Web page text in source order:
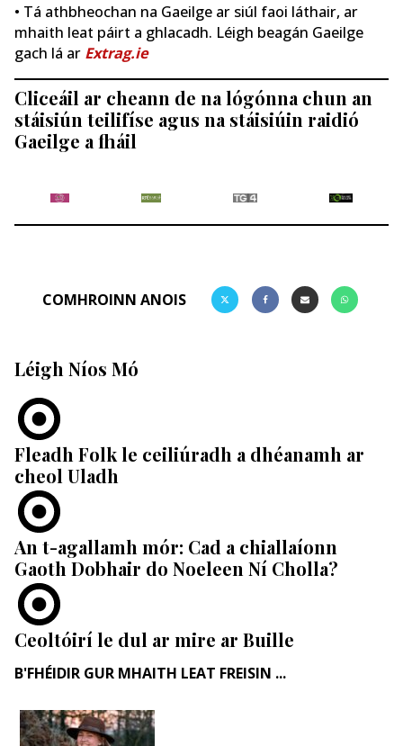
• Tá athbheochan na Gaeilge ar siúl faoi láthair, ar
mhaith leat páirt a ghlacadh. Léigh beagán Gaeilge
gach lá ar Extrag.ie
Cliceáil ar cheann de na lógónna chun an
stáisiún teilifíse agus na stáisiúin raidió
Gaeilge a fháil
COMHROINN ANOIS
Léigh Níos Mó
Fleadh Folk le ceiliúradh a dhéanamh ar
cheol Uladh
An t-agallamh mór: Cad a chiallaíonn
Gaoth Dobhair do Noeleen Ní Cholla?
Ceoltóirí le dul ar mire ar Buille
B'FHÉIDIR GUR MHAITH LEAT FREISIN ...